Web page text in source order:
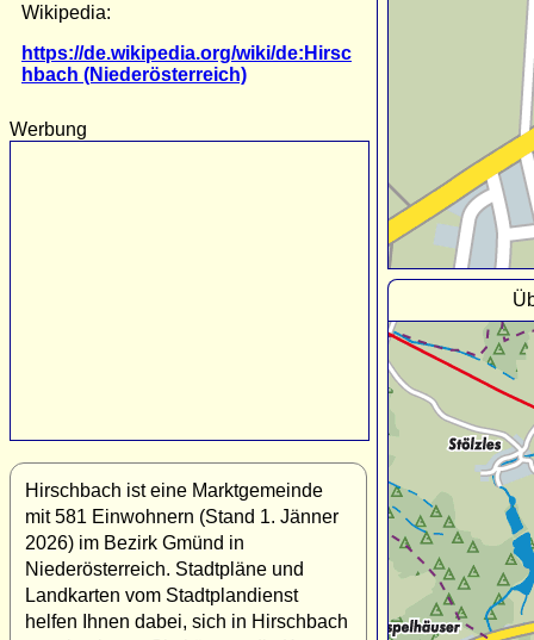
Wikipedia:
https://de.wikipedia.org/wiki/de:Hirsc
hbach (Niederösterreich)
Werbung
Hirschbach ist eine Marktgemeinde
mit 581 Einwohnern (Stand 1. Jänner
2026) im Bezirk Gmünd in
Niederösterreich. Stadtpläne und
Landkarten vom Stadtplandienst
helfen Ihnen dabei, sich in Hirschbach